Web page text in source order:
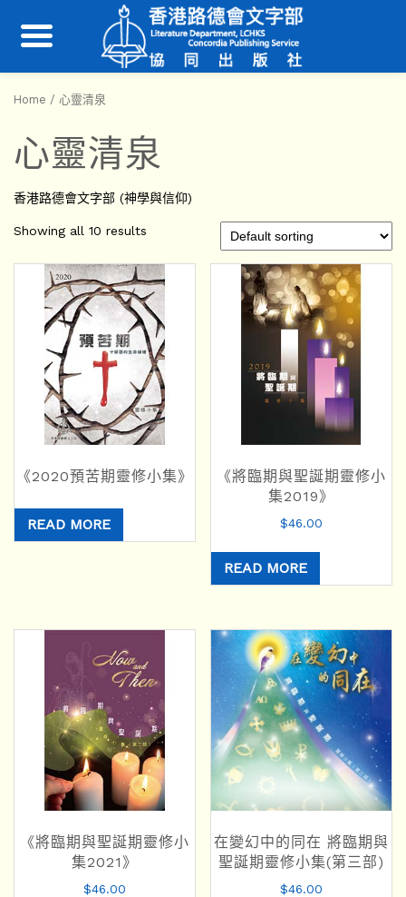
Home / 心靈清泉
心靈清泉
香港路德會文字部 (神學與信仰)
Showing all 10 results
《2020預苦期靈修小集》
READ MORE
《將臨期與聖誕期靈修小
集2019》
$46.00
READ MORE
《將臨期與聖誕期靈修小
集2021》
$46.00
在變幻中的同在 將臨期與
聖誕期靈修小集(第三部)
$46.00